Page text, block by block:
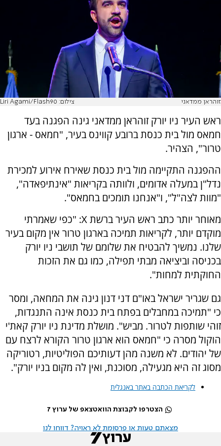
זוהראן ממדאני צילום: Liri Agami/Flash90
ראש העיר ניו יורק זוהראן ממדאני גינה הפגנה בעד
חמאס מול בית כנסת ברובע קווינס בעיר, "חמאס - ארגון
טרור", הצהיר.
ההפגנה התקיימה מול בית כנסת שאירח אירוע למכירת
נדל"ן במעלה אדומים, ולוותה בקריאות "אינתיפאדה",
"מוות לצה"ל", ו"אנחנו תומכים בחמאס".
מאוחר יותר כתב ראש העיר ברשת X: "כפי שאמרתי
מוקדם יותר, לקריאות תמיכה בארגון טרור אין מקום בעיר
שלנו. נמשיך להבטיח את שלומם של תושבי ניו יורק
בכניסה וביציאה מבתי תפילה, כמו גם את הזכות
החוקתית למחות".
גם שגריר ישראל באו"ם דני דנון גינה את המחאה, ומסר
כי "תמיכה במחבלים בפתח בית כנסת אינה התנגדות,
זוהי שותפות לטרור. מביש". מושלת מדינת ניו יורק קאת'י
הוקול מסרה כי "חמאס הוא ארגון טרור הקורא לרצח עם
של יהודים. לא משנה מהן דעותיכם הפוליטיות, רטוריקה
מסוג זה היא מגעילה, מסוכנת, ואין לה מקום בניו יורק".
לקריאת הכתבה באתר באנגלית
הצטרפו לקבוצת הוואטצאפ של ערוץ 7
מצאתם טעות או פרסומת לא ראויה? דווחו לנו